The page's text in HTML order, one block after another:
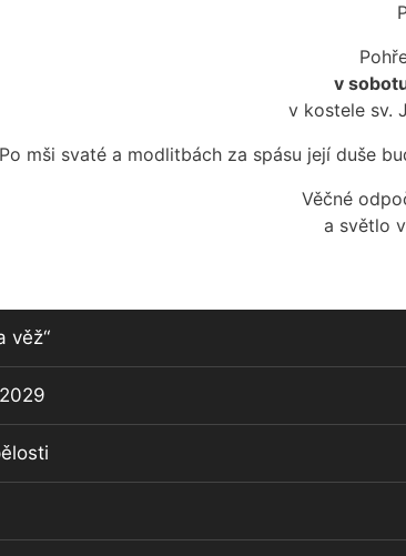
v
v kostele sv.
Po mši svaté a modlitbách za spásu její duše
Věčné
a světlo
věž“